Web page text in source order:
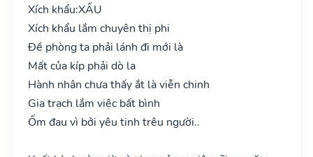
Xích khẩu:XẤU
Xích khẩu lắm chuyên thị phi
Đề phòng ta phải lánh đi mới là
Mất của kíp phải dò la
Hành nhân chưa thấy ắt là viễn chinh
Gia trạch lắm việc bất bình
Ốm đau vì bởi yêu tinh trêu người..